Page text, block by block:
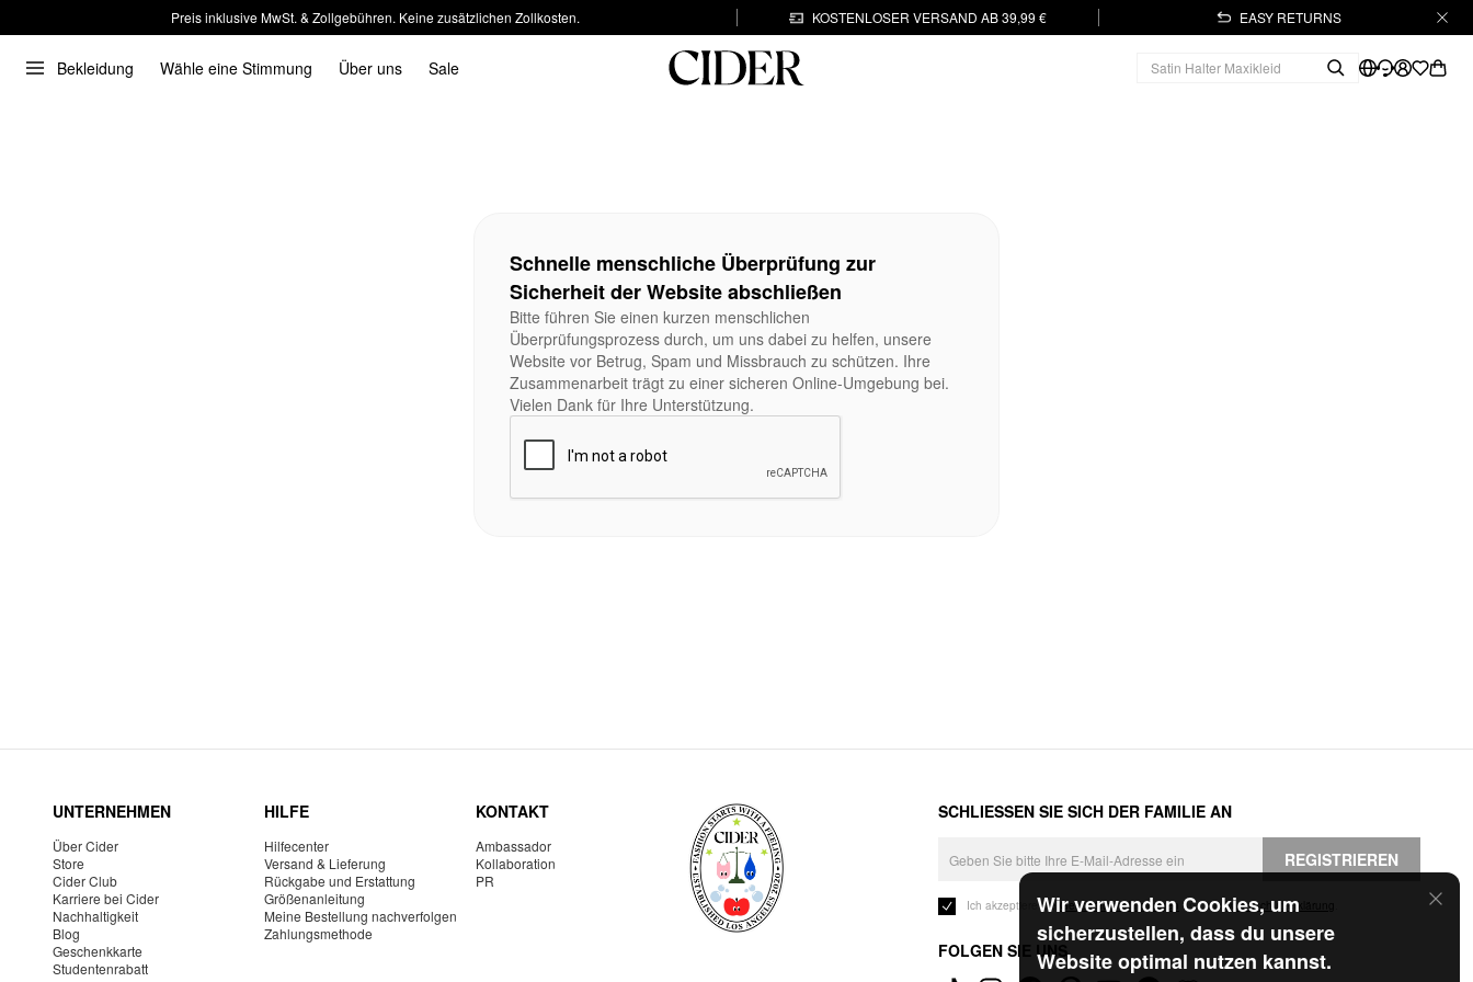
Preis inklusive MwSt. & Zollgebühren. Keine zusätzlichen Zollkosten. KOSTENLOSER VERSAND AB 39,99 € EASY RETURNS
Bekleidung Wähle eine Stimmung Über uns Sale
Wir verwenden Cookies, um
sicherzustellen, dass du unsere
Website optimal nutzen kannst.
Schnelle menschliche Überprüfung zur
Sicherheit der Website abschließen
Bitte führen Sie einen kurzen menschlichen
Überprüfungsprozess durch, um uns dabei zu helfen, unsere
Website vor Betrug, Spam und Missbrauch zu schützen. Ihre
Zusammenarbeit trägt zu einer sicheren Online-Umgebung bei.
Vielen Dank für Ihre Unterstützung.
UNTERNEHMEN
Über Cider
Store
Cider Club
Karriere bei Cider
Nachhaltigkeit
Blog
Geschenkkarte
Studentenrabatt
HILFE
Hilfecenter
Versand & Lieferung
Rückgabe und Erstattung
Größenanleitung
Meine Bestellung nachverfolgen
Zahlungsmethode
KONTAKT
Ambassador
Kollaboration
PR
SCHLIESSEN SIE SICH DER FAMILIE AN
REGISTRIEREN
Ich akzeptiere dieGeschäftsbedingungen und die Datenschutzerklärung
FOLGEN SIE UNS